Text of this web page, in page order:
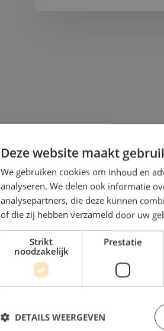
Mode en
"Wist jij dat deze jas
oceaanplastic is
je echt niet. Mode
mooi zijn!" Een
modehoofdsteden
Deze website maakt
We gebruiken cookies om inhoud en
analyseren. We delen ook informatie
analysepartners, die deze kunnen
of die zij hebben verzameld door uw
Strikt
noodzakelijk
Prestatie
DETAILS WEERGEVEN